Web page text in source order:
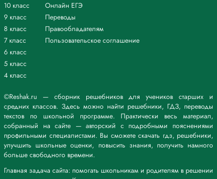
©Reshak.ru — сборник решебников для учеников старших и
средних классов. Здесь можно найти решебники, ГДЗ, переводы
текстов по школьной программе. Практически весь материал,
собранный на сайте — авторский с подробными пояснениями
профильными специалистами. Вы сможете скачать гдз, решебники,
улучшить школьные оценки, повысить знания, получить намного
больше свободного времени.
Главная задача сайта: помогать школьникам и родителям в решении
10 класс
9 класс
8 класс
7 класс
6 класс
5 класс
4 класс
Онлайн ЕГЭ
Переводы
Правообладателям
Пользовательское соглашение